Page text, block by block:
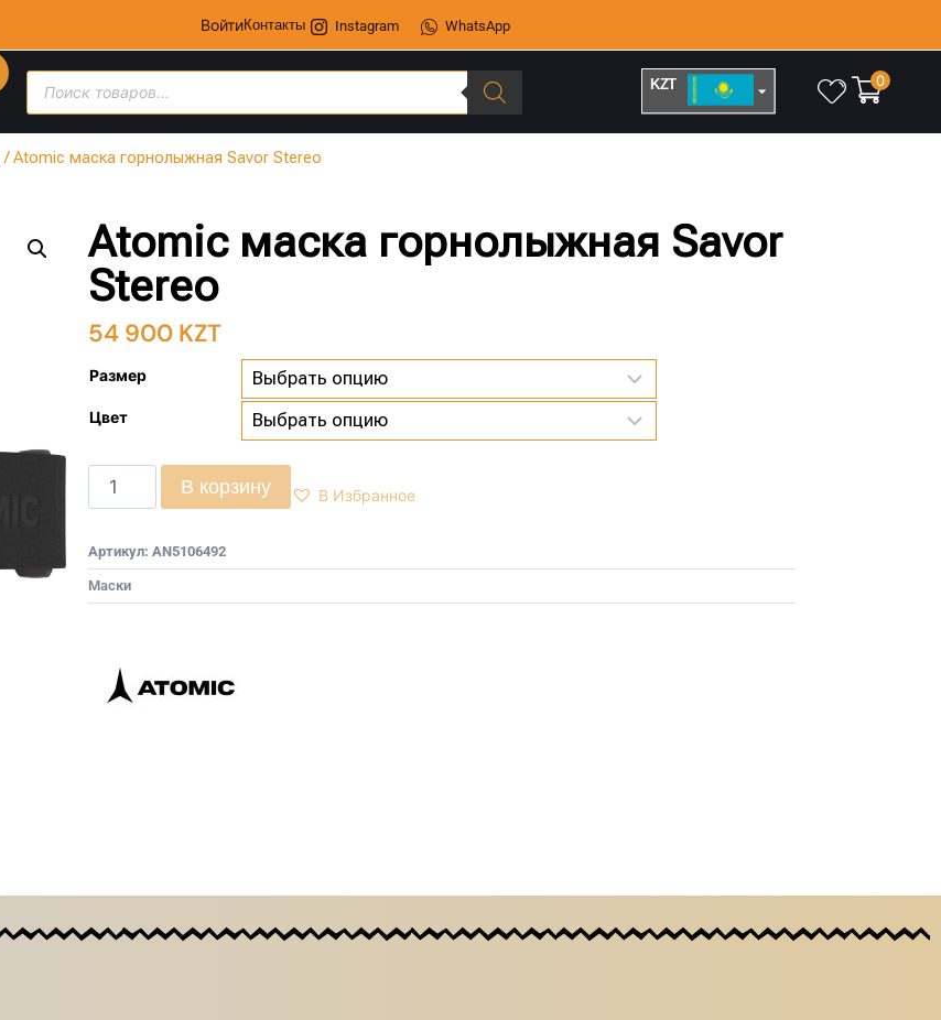
ВойтиКонтакты Instagram WhatsApp
KZT 0
/ Atomic маска горнолыжная Savor Stereo
Atomic маска горнолыжная Savor
Stereo
54 900 KZT
Размер
Цвет
В корзину В Избранное
Артикул: AN5106492
Маски